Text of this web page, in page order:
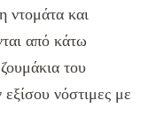
ντομάτα και
από κάτω
του
νόστιμες με